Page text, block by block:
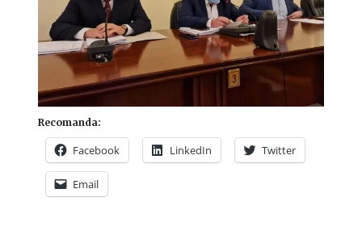
Recomanda:
Facebook LinkedIn Twitter
Email